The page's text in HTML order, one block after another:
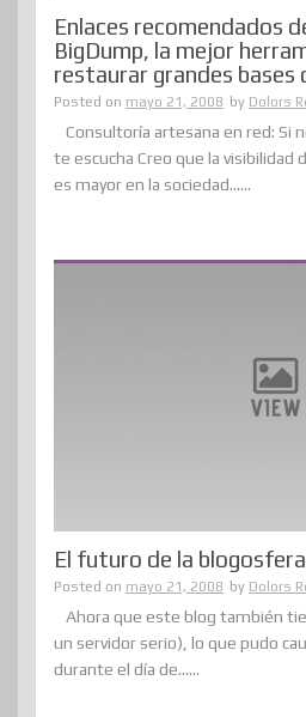
Enlaces recomendados
BigDump, la mejor
restaurar grandes bases
Posted on mayo 21, 2008 by Dolors
Consultoría artesana en red: Si
te escucha Creo que la visibilidad
es mayor en la sociedad......
El futuro de la blogosfera
Posted on mayo 21, 2008 by Dolors
Ahora que este blog también
un servidor serio), lo que pudo
durante el día de......